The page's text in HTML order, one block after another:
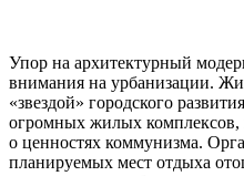
Упор на архитектурный
внимания на урбанизации.
«звездой» городского
огромных жилых комплексов,
о ценностях коммунизма.
планируемых мест отдыха